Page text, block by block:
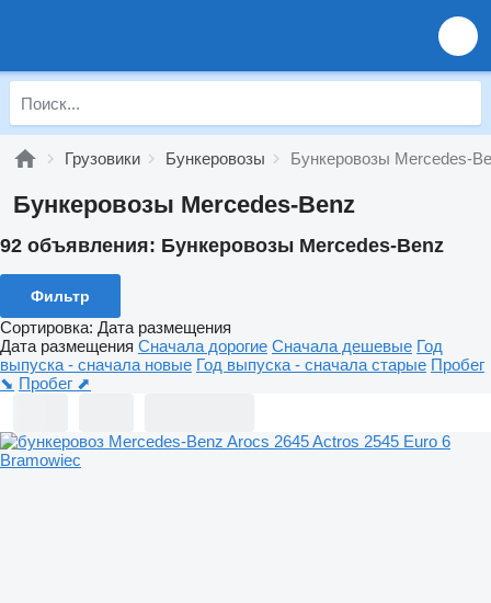
Грузовики Бункеровозы Бункеровозы Mercedes-
Бункеровозы Mercedes-Benz
92 объявления: Бункеровозы Mercedes-Benz
Фильтр
Сортировка: Дата размещения
Дата размещения Сначала дорогие Сначала дешевые Год
выпуска - сначала новые Год выпуска - сначала старые Пробег
⬊ Пробег ⬈